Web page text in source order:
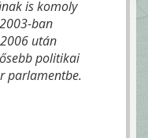
is komoly
ban
után
politikai
parlamentbe.